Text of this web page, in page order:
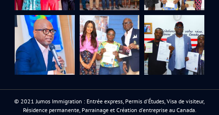
© 2021 Jumos Immigration : Entrée express, Permis d'Études, Visa de visiteur,
Résidence permanente, Parrainage et Création d'entreprise au Canada.